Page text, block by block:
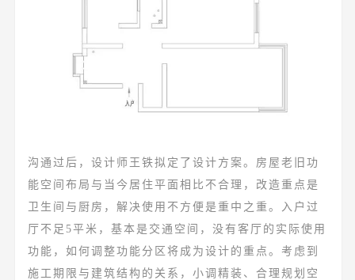
沟通过后，设计师王铁拟定了设计方案。房屋老旧功
能空间布局与当今居住平面相比不合理，改造重点是
卫生间与厨房，解决使用不方便是重中之重。入户过
厅不足5平米，基本是交通空间，没有客厅的实际使用
功能，如何调整功能分区将成为设计的重点。考虑到
施工期限与建筑结构的关系，小调精装、合理规划空